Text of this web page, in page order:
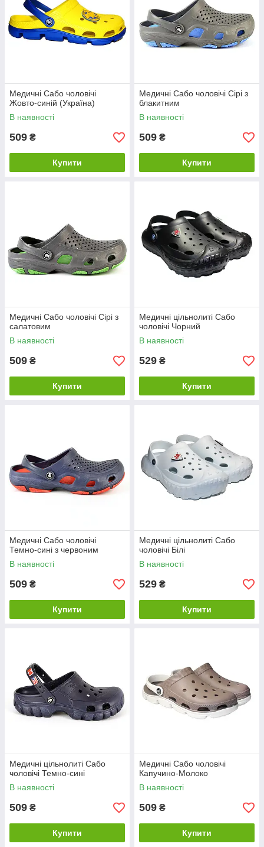
Медичні Сабо чоловічі
Жовто-синій (Україна)
В наявності
509 ₴
Купити
Медичні Сабо чоловічі Сірі з
блакитним
В наявності
509 ₴
Купити
Медичні Сабо чоловічі Сірі з
салатовим
В наявності
509 ₴
Купити
Медичні цільнолиті Сабо
чоловічі Чорний
В наявності
529 ₴
Купити
Медичні Сабо чоловічі
Темно-сині з червоним
В наявності
509 ₴
Купити
Медичні цільнолиті Сабо
чоловічі Білі
В наявності
529 ₴
Купити
Медичні цільнолиті Сабо
чоловічі Темно-сині
В наявності
509 ₴
Купити
Медичні Сабо чоловічі
Капучино-Молоко
В наявності
509 ₴
Купити